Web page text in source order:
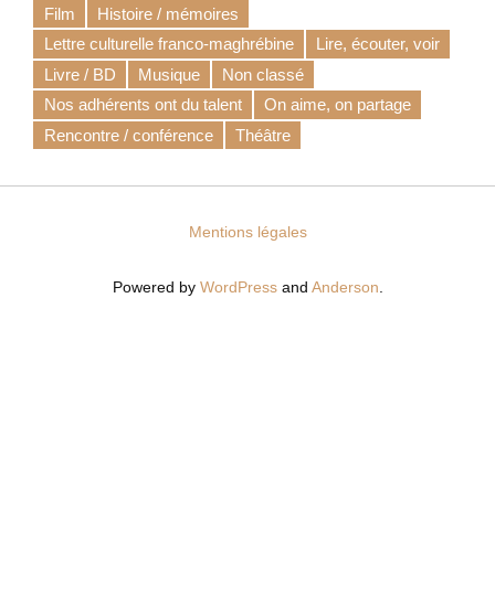
Film
Histoire / mémoires
Lettre culturelle franco-maghrébine
Lire, écouter, voir
Livre / BD
Musique
Non classé
Nos adhérents ont du talent
On aime, on partage
Rencontre / conférence
Théâtre
Mentions légales
Powered by WordPressand Anderson